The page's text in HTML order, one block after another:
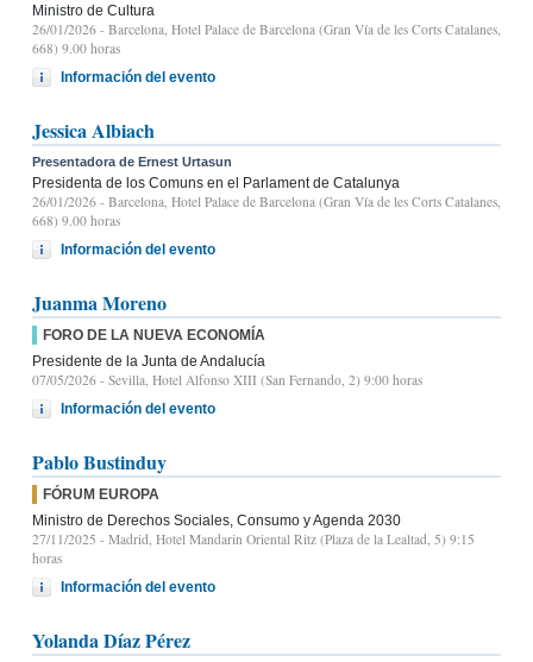
Ministro de Cultura
26/01/2026 - Barcelona, Hotel Palace de Barcelona (Gran Vía de les Corts Catalanes,
668) 9.00 horas
Información del evento
Jessica Albiach
Presentadora de Ernest Urtasun
Presidenta de los Comuns en el Parlament de Catalunya
26/01/2026 - Barcelona, Hotel Palace de Barcelona (Gran Vía de les Corts Catalanes,
668) 9.00 horas
Información del evento
Juanma Moreno
FORO DE LA NUEVA ECONOMÍA
Presidente de la Junta de Andalucía
07/05/2026 - Sevilla, Hotel Alfonso XIII (San Fernando, 2) 9:00 horas
Información del evento
Pablo Bustinduy
FÓRUM EUROPA
Ministro de Derechos Sociales, Consumo y Agenda 2030
27/11/2025 - Madrid, Hotel Mandarin Oriental Ritz (Plaza de la Lealtad, 5) 9:15
horas
Información del evento
Yolanda Díaz Pérez